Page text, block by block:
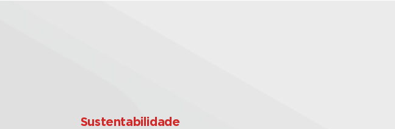
Sustentabilidade